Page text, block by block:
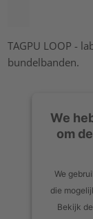
TAGPU LOOP -
bundelbanden.
We
om
We
die
Bekijk